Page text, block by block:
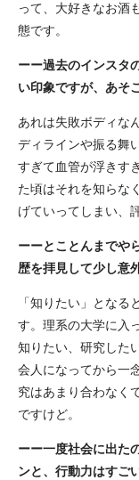
って、大好きなお酒
態です。
ーー過去のインスタ
い印象ですが、あそ
あれは失敗ボディな
ディラインや振る舞
すぎて血管が浮きす
た頃はそれを知らな
げていってしまい、
ーーとことんまでや
歴を拝見して少し意
「知りたい」とな
す。理系の大学に入
知りたい、研究した
会人になってから一
究はあまり合わなく
ですけど。
ーー一度社会に出た
ンと、行動力はすご